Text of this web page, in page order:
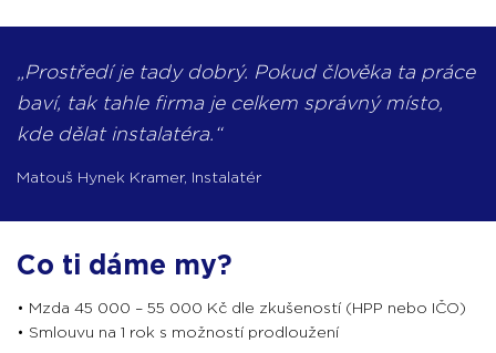
Prostředí je tady dobrý. Pokud člověka ta práce
baví, tak tahle firma je celkem správný místo,
kde dělat instalatéra.
Matouš Hynek Kramer, Instalatér
Co ti dáme my?
• Mzda 45 000 – 55 000 Kč dle zkušeností (HPP nebo IČO)
• Smlouvu na 1 rok s možností prodloužení